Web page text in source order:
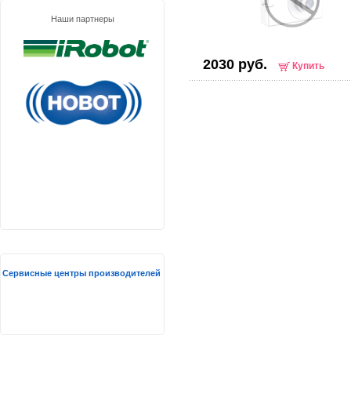
2030 руб. Купить
Наши партнеры
Сервисные центры производителей